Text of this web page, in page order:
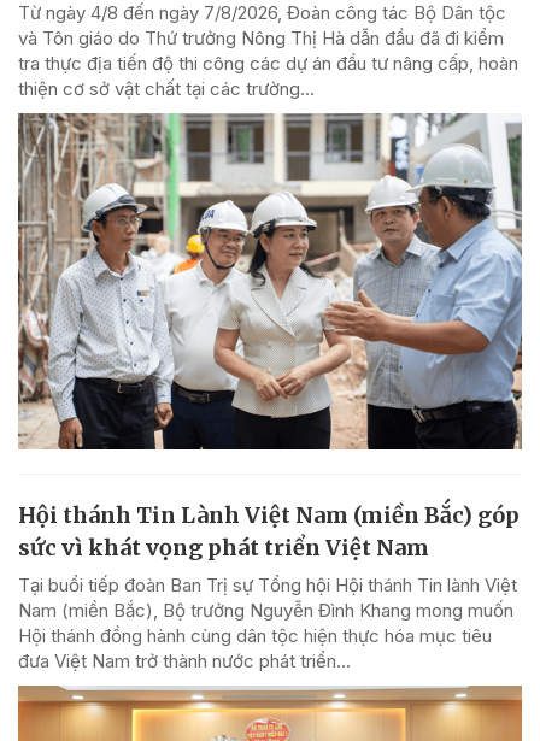
Từ ngày 4/8 đến ngày 7/8/2026, Đoàn công tác Bộ Dân tộc
và Tôn giáo do Thứ trưởng Nông Thị Hà dẫn đầu đã đi kiểm
tra thực địa tiến độ thi công các dự án đầu tư nâng cấp, hoàn
thiện cơ sở vật chất tại các trường...
Hội thánh Tin Lành Việt Nam (miền Bắc) góp
sức vì khát vọng phát triển Việt Nam
Tại buổi tiếp đoàn Ban Trị sự Tổng hội Hội thánh Tin lành Việt
Nam (miền Bắc), Bộ trưởng Nguyễn Đình Khang mong muốn
Hội thánh đồng hành cùng dân tộc hiện thực hóa mục tiêu
đưa Việt Nam trở thành nước phát triển...